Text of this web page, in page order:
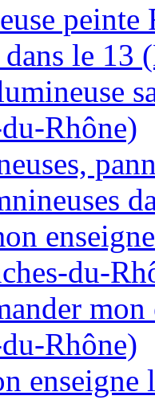
le 13
Rhône)
du-
Rhône)